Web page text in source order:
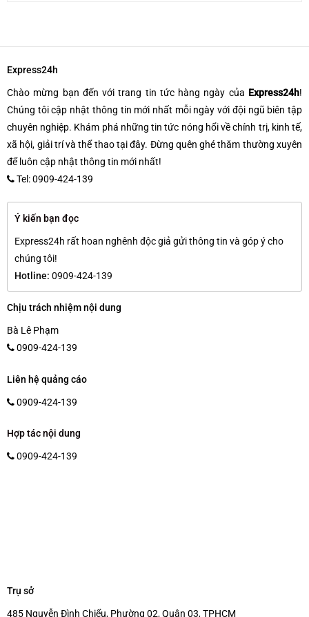
Express24h
Chào mừng bạn đến với trang tin tức hàng ngày của Express24h!
Chúng tôi cập nhật thông tin mới nhất mỗi ngày với đội ngũ biên tập
chuyên nghiệp. Khám phá những tin tức nóng hổi về chính trị, kinh tế,
xã hội, giải trí và thể thao tại đây. Đừng quên ghé thăm thường xuyên
để luôn cập nhật thông tin mới nhất!
Tel: 0909-424-139
Ý kiến bạn đọc
Express24h rất hoan nghênh độc giả gửi thông tin và góp ý cho
chúng tôi!
Hotline: 0909-424-139
Chịu trách nhiệm nội dung
Bà Lê Phạm
0909-424-139
Liên hệ quảng cáo
0909-424-139
Hợp tác nội dung
0909-424-139
Trụ sở
485 Nguyễn Đình Chiểu, Phường 02, Quận 03, TPHCM